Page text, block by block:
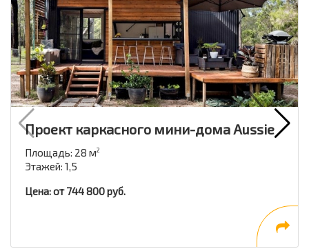
Проект каркасного мини-дома Aussie
Площадь: 28 м2
Этажей: 1,5
Цена: от 744 800 руб.